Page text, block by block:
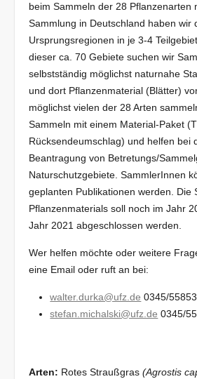
beim Sammeln der 28 Pflanzenarten
Sammlung in Deutschland haben wir
Ursprungsregionen in je 3-4
dieser ca. 70 Gebiete suchen wir
selbstständig möglichst naturnahe
und dort Pflanzenmaterial (Blätter)
möglichst vielen der 28 Arten
Sammeln mit einem Material-Paket
Rücksendeumschlag) und helfen bei
Beantragung von Betretungs/
Naturschutzgebiete. SammlerInnen
geplanten Publikationen werden. Die
Pflanzenmaterials soll noch im Jahr
Jahr 2021 abgeschlossen werden.
Wer helfen möchte oder weitere
eine Email oder ruft an bei:
walter.durka@ufz.de 0345/
stefan.michalski@ufz.de 0345/
Arten: Rotes Straußgras(Agrostis